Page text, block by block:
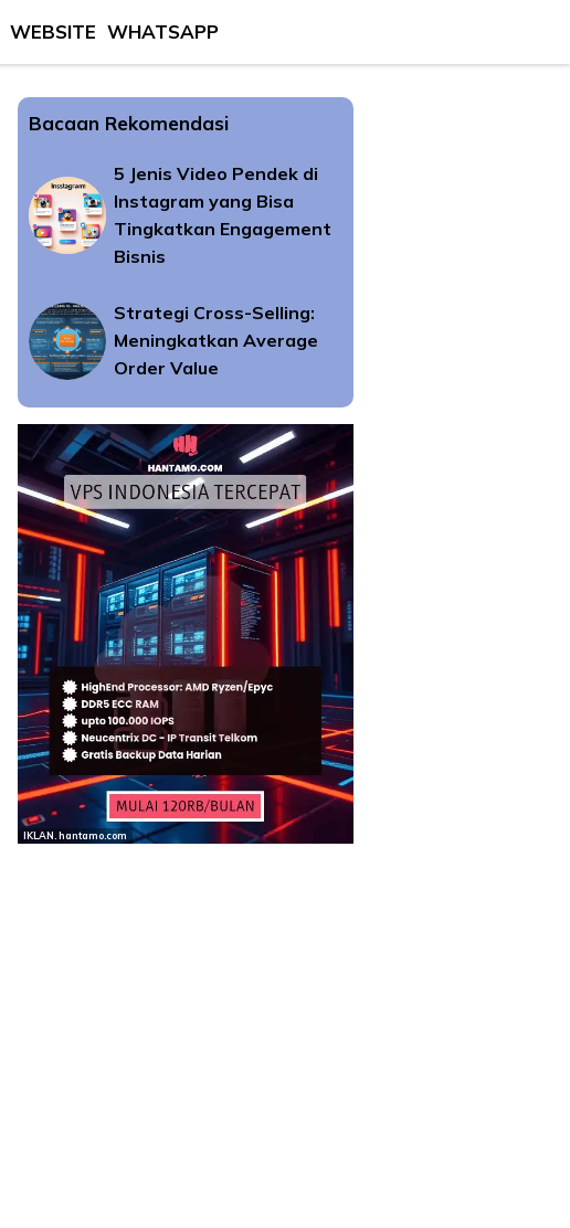
WEBSITE WHATSAPP
Bacaan Rekomendasi
5 Jenis Video Pendek di
Instagram yang Bisa
Tingkatkan Engagement
Bisnis
Strategi Cross-Selling:
Meningkatkan Average
Order Value
IKLAN. hantamo.com